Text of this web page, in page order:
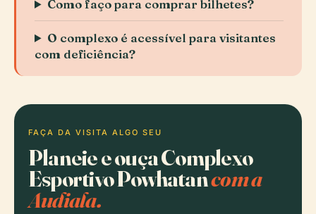
Como faço para comprar bilhetes?
O complexo é acessível para visitantes
com deficiência?
FAÇA DA VISITA ALGO SEU
Planeie e ouça Complexo
Esportivo Powhatancom a
Audiala.